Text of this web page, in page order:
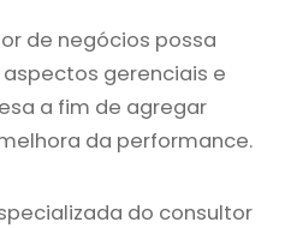
de negócios possa
gerenciais e
a fim de agregar
da performance.
do consultor